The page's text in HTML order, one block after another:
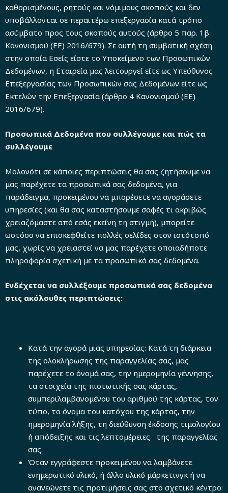
καθορισμένους, ρητούς και νόμιμους σκοπούς και δεν
υποβάλλονται σε περαιτέρω επεξεργασία κατά τρόπο
ασύμβατο προς τους σκοπούς αυτούς (άρθρο 5 παρ. 1β
Κανονισμού (ΕΕ) 2016/679). Σε αυτή τη συμβατική σχέση
στην οποία Εσείς είστε το Υποκείμενο των Προσωπικών
Δεδομένων, η Εταιρεία μας λειτουργεί είτε ως Υπεύθυνος
Επεξεργασίας των Προσωπικών σας Δεδομένων είτε ως
Εκτελών την Επεξεργασία (άρθρο 4 Κανονισμού (ΕΕ)
2016/679).
Προσωπικά Δεδομένα που συλλέγουμε και πώς τα
συλλέγουμε
Μολονότι σε κάποιες περιπτώσεις θα σας ζητήσουμε να
μας παρέχετε τα προσωπικά σας δεδομένα, για
παράδειγμα, προκειμένου να μπορέσετε να αγοράσετε
υπηρεσίες (και θα σας καταστήσουμε σαφές τι ακριβώς
χρειαζόμαστε από εσάς εκείνη τη στιγμή), μπορείτε
ωστόσο να επισκεφθείτε πολλές σελίδες στον ιστότοπό
μας, χωρίς να χρειαστεί να μας παρέχετε οποιαδήποτε
πληροφορία σχετική με τα προσωπικά σας δεδομένα.
Ενδέχεται να συλλέξουμε προσωπικά σας δεδομένα
στις ακόλουθες περιπτώσεις:
Κατά την αγορά μιας υπηρεσίας: Κατά τη διάρκεια
της ολοκλήρωσης της παραγγελίας σας, μας
παρέχετε το όνομά σας, την ημερομηνία γέννησης,
τα στοιχεία της πιστωτικής σας κάρτας,
συμπεριλαμβανομένου του αριθμού της κάρτας, τον
τύπο, το όνομα του κατόχου της κάρτας, την
ημερομηνία λήξης, τη διεύθυνση έκδοσης τιμολογίου
ή απόδειξης και τις λεπτομέρειες της παραγγελίας
σας.
Όταν εγγράφεστε προκειμένου να λαμβάνετε
ενημερωτικό υλικό, ή άλλο υλικό μάρκετινγκ ή να
ανανεώνετε τις προτιμήσεις σας στο σχετικό κέντρο: